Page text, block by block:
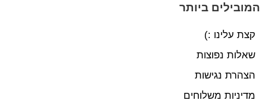
המובילים ביותר
קצת עלינו :)
שאלות נפוצות
הצהרת נגישות
מדיניות משלוחים